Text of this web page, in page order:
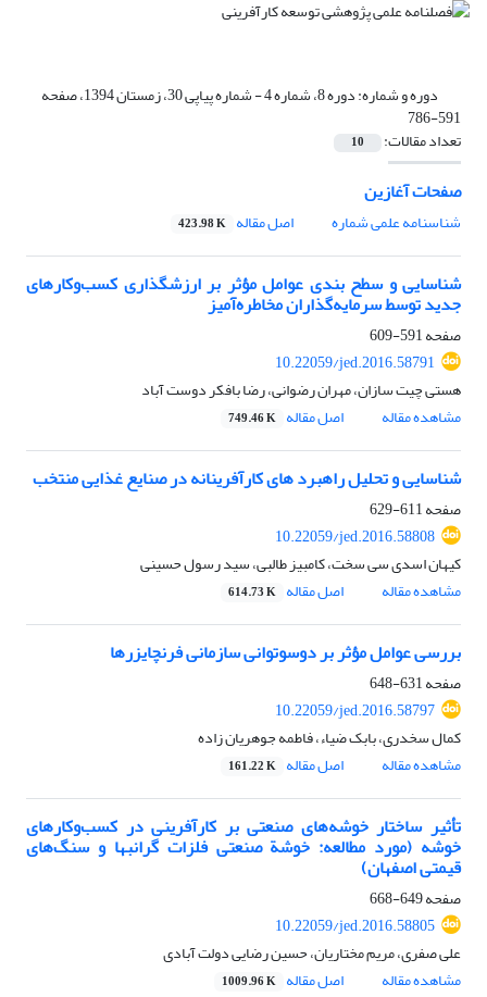
دوره و شماره: دوره 8، شماره 4 - شماره پیاپی 30، زمستان 1394، صفحه
591-786
تعداد مقالات: 10
صفحات آغازین
شناسنامه علمی شماره اصل مقاله 423.98 K
شناسایی و سطح‏ بندی عوامل مؤثر بر ارزشگذاری کسب‌و‌کار‌های
جدید توسط سرمایه‌گذاران مخاطره‌آمیز
صفحه591-609
10.22059/jed.2016.58791
هستی چیت سازان، مهران رضوانی، رضا بافکر دوست آباد
مشاهده مقاله
اصل مقاله 749.46 K
شناسایی و تحلیل راهبرد های کارآفرینانه در صنایع غذایی منتخب
صفحه611-629
10.22059/jed.2016.58808
کیهان اسدی سی سخت، کامبیز طالبی، سید رسول حسینی
مشاهده مقاله
اصل مقاله 614.73 K
بررسی عوامل مؤثر بر دوسوتوانی سازمانی فرنچایزرها
صفحه631-648
10.22059/jed.2016.58797
کمال سخدری، بابک ضیاء، فاطمه جوهریان زاده
مشاهده مقاله
اصل مقاله 161.22 K
تأثیر ساختار خوشه‌های صنعتی بر کارآفرینی در کسب‌وکارهای
خوشه (مورد مطالعه: خوشة صنعتی فلزات گرانبها و سنگ‌های
قیمتی اصفهان)
صفحه649-668
10.22059/jed.2016.58805
علی صفری، مریم مختاریان، حسین رضایی دولت آبادی
مشاهده مقاله
اصل مقاله 1009.96 K